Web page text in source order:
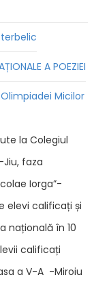
A POEZIEI
Micilor
la Colegiul
Jiu, faza
Iorga”-
elevi calificați și
națională în 10
calificați
a V-A -Miroiu